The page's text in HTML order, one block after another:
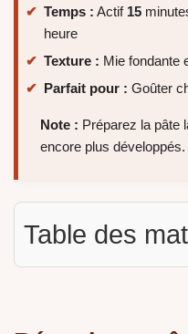
Temps : Actif 15
heure
Texture : Mie fondante
Parfait pour : Goûter
Note : Préparez la pâte
encore plus développés.
Table des